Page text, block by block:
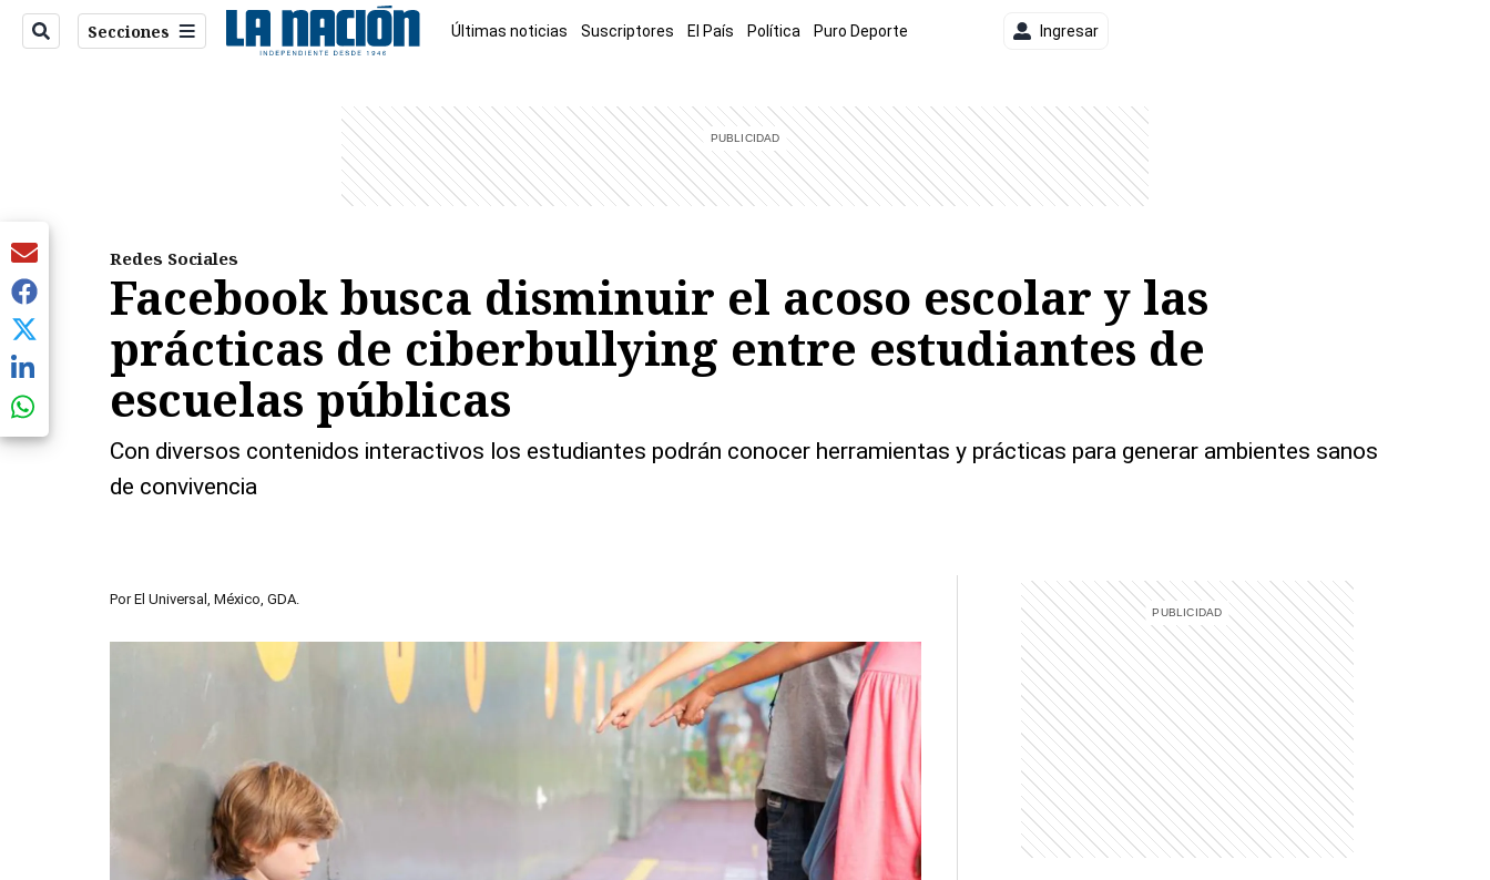
Secciones Últimas noticias Suscriptores El País Política Puro Deporte Ingresar
Redes Sociales
Facebook busca disminuir el acoso escolar y las
prácticas de ciberbullying entre estudiantes de
escuelas públicas
Con diversos contenidos interactivos los estudiantes podrán conocer herramientas y prácticas para generar ambientes sanos
de convivencia
Por El Universal, México, GDA.